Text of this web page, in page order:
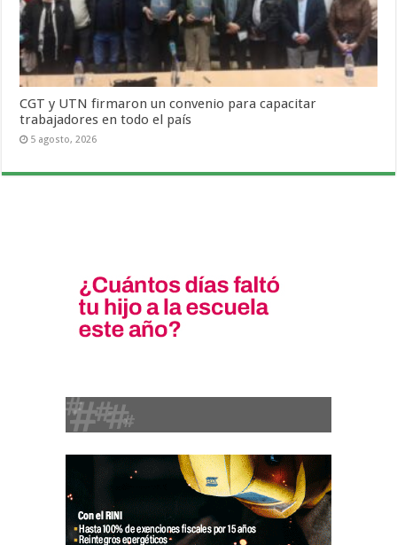
CGT y UTN firmaron un convenio para capacitar
trabajadores en todo el país
5 agosto, 2026